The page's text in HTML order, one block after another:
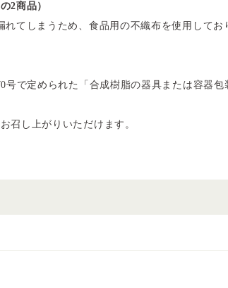
2商品）
てしまうため、食品用の不織布を使用してお
で定められた「合成樹脂の器具または容器包
召し上がりいただけます。